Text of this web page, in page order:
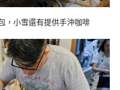
，小雪還有提供手沖咖啡